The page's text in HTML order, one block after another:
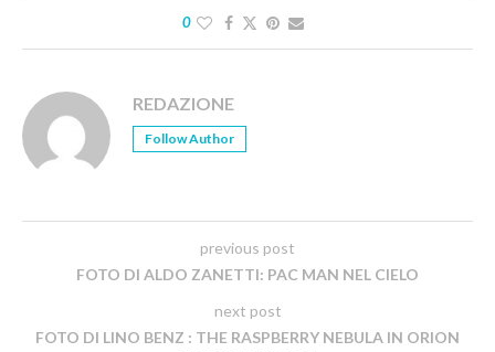
0
REDAZIONE
Follow Author
previous post
FOTO DI ALDO ZANETTI: PAC MAN NEL CIELO
next post
FOTO DI LINO BENZ : THE RASPBERRY NEBULA IN ORION